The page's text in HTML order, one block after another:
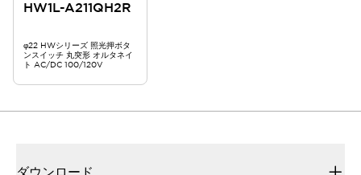
HW1L-A211QH2R
φ22 HWシリーズ 照光押ボタ
ンスイッチ 丸突形 オルタネイ
ト AC/DC 100/120V